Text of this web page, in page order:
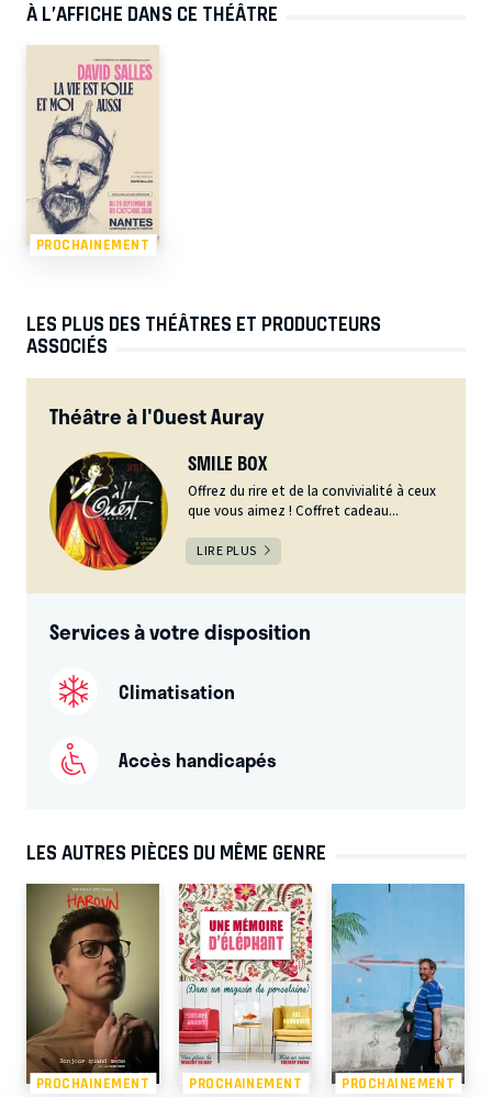
À L’AFFICHE DANS CE THÉÂTRE
PROCHAINEMENT
LES PLUS DES THÉÂTRES ET PRODUCTEURS
ASSOCIÉS
Théâtre à l'Ouest Auray
SMILE BOX
Offrez du rire et de la convivialité à ceux
que vous aimez ! Coffret cadeau...
LIRE PLUS
Services à votre disposition
Climatisation
Accès handicapés
LES AUTRES PIÈCES DU MÊME GENRE
PROCHAINEMENT PROCHAINEMENT PROCHAINEMENT